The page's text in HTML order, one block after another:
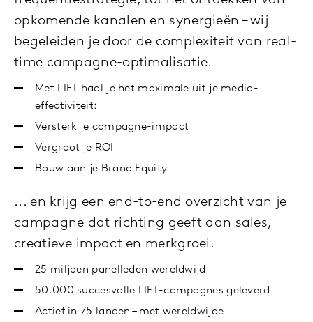
opkomende kanalen en synergieën – wij
begeleiden je door de complexiteit van real-
time campagne-optimalisatie.
Met LIFT haal je het maximale uit je media-
effectiviteit:
Versterk je campagne-impact
Vergroot je ROI
Bouw aan je Brand Equity
... en krijg een end-to-end overzicht van je
campagne dat richting geeft aan sales,
creatieve impact en merkgroei.
25 miljoen panelleden wereldwijd
50.000 succesvolle LIFT-campagnes geleverd
Actief in 75 landen – met wereldwijde